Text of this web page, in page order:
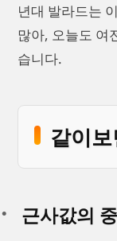
년대 발라드는
많아, 오늘도 여
습니다.
같이
근사값의